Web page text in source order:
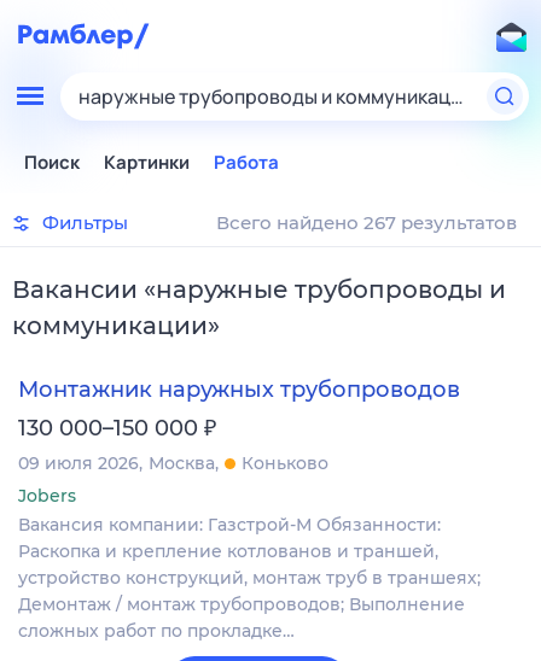
наружные трубопроводы и коммуникации
Поиск Картинки Работа
Фильтры Всего найдено 267 результатов
Вакансии «наружные трубопроводы и
коммуникации»
Монтажник наружных трубопроводов
130 000–150 000 ₽
09 июля 2026 Москва
Коньково
Jobers
Вакансия компании: Газстрой-М Обязанности:
Раскопка и крепление котлованов и траншей,
устройство конструкций, монтаж труб в траншеях;
Демонтаж / монтаж трубопроводов; Выполнение
сложных работ по прокладке…